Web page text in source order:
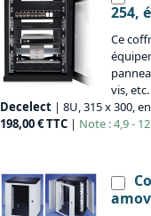
254,
Ce
vis,
Decelect | 8U, 315 x 300,
198,00 € TTC | Note : 4,9 -